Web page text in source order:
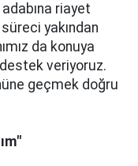
riayet
yakından
da konuya
veriyoruz.
geçmek doğru